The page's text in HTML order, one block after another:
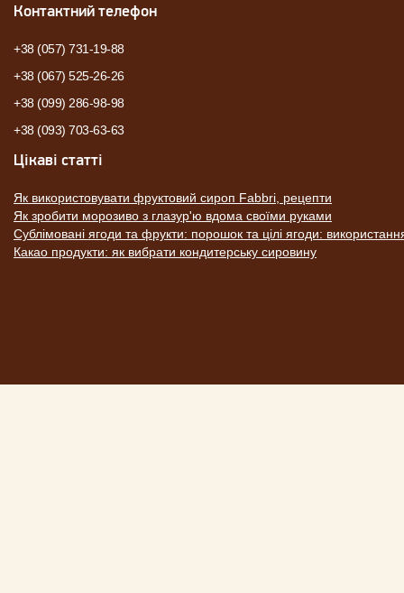
Контактний телефон
+38 (057) 731-19-88
+38 (067) 525-26-26
+38 (099) 286-98-98
+38 (093) 703-63-63
Цікаві статті
Як використовувати фруктовий сироп Fabbri, рецепти
Як зробити морозиво з глазур'ю вдома своїми руками
Сублімовані ягоди та фрукти: порошок та цілі ягоди:
Какао продукти: як вибрати кондитерську сировину